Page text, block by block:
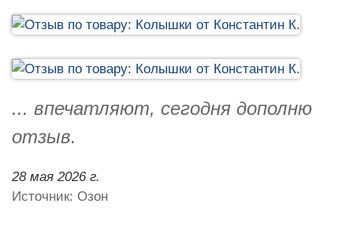
... впечатляют, сегодня дополню
отзыв.
28 мая 2026 г.
Источник: Озон